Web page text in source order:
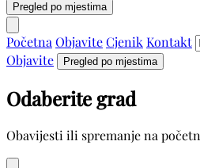
Pregled po mjestima
Početna ObjaviteCjenik Kontakt
Objavite
Pregled po mjestima
Odaberite grad
Obavijesti ili spremanje na